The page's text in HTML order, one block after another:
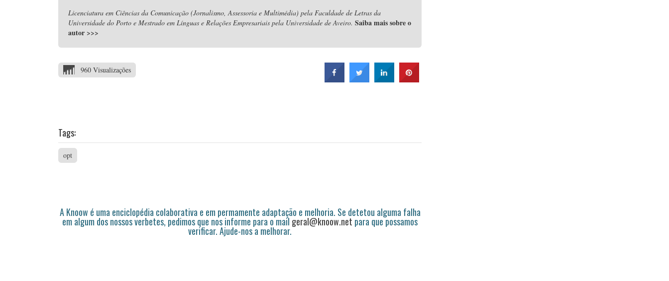
Licenciatura em Ciências da Comunicação (Jornalismo, Assessoria e Multimédia) pela Faculdade de Letras da
Universidade do Porto e Mestrado em Línguas e Relações Empresariais pela Universidade de Aveiro. Saiba mais sobre o
autor >>>
960 Visualizações
Tags:
opt
A Knoow é uma enciclopédia colaborativa e em permamente adaptação e melhoria. Se detetou alguma falha
em algum dos nossos verbetes, pedimos que nos informe para o mail geral@knoow.net para que possamos
verificar. Ajude-nos a melhorar.